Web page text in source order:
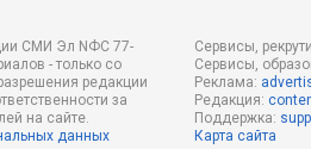
СМИ Эл NФС 77-
- только со
редакции
за
на сайте.
данных
Сервисы,
Сервисы,
Реклама:
Редакция:
Поддержка:
Карта сайта